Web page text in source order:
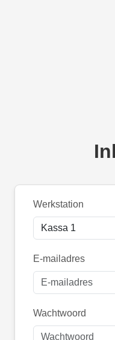
Werkstation
E-mailadres
Wachtwoord